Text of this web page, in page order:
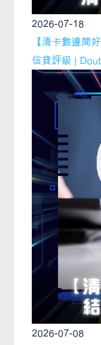
2026-07-18
【清卡數邊間
信貸評級 |
2026-07-08